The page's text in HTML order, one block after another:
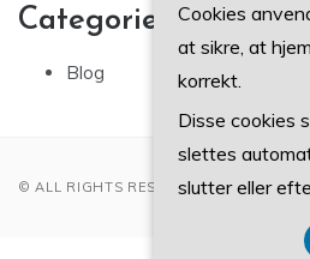
Categories
Blog
© ALL RIGHTS RESERVED 2022
Cookies
at sikre, at
korrekt.
Disse cookies
slettes
slutter eller